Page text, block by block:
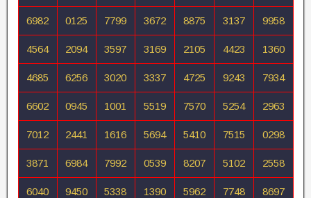
6982 0125 7799 3672 8875 3137 9958
4564 2094 3597 3169 2105 4423 1360
4685 6256 3020 3337 4725 9243 7934
6602 0945 1001 5519 7570 5254 2963
7012 2441 1616 5694 5410 7515 0298
3871 6984 7992 0539 8207 5102 2558
6040 9450 5338 1390 5962 7748 8697